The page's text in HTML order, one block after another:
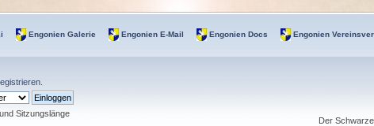
Engonien Galerie Engonien E-Mail Engonien Docs Engonien
Sitzungslänge
Der